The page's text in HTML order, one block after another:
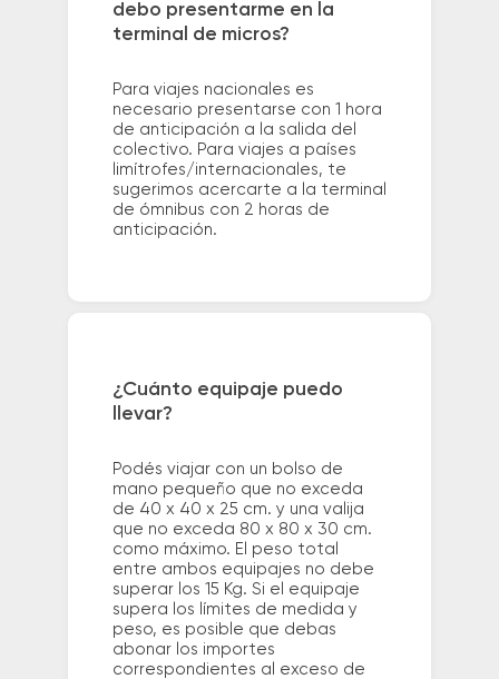
debo presentarme en la
terminal de micros?
Para viajes nacionales es
necesario presentarse con 1 hora
de anticipación a la salida del
colectivo. Para viajes a países
limítrofes/internacionales, te
sugerimos acercarte a la terminal
de ómnibus con 2 horas de
anticipación.
¿Cuánto equipaje puedo
llevar?
Podés viajar con un bolso de
mano pequeño que no exceda
de 40 x 40 x 25 cm. y una valija
que no exceda 80 x 80 x 30 cm.
como máximo. El peso total
entre ambos equipajes no debe
superar los 15 Kg. Si el equipaje
supera los límites de medida y
peso, es posible que debas
abonar los importes
correspondientes al exceso de